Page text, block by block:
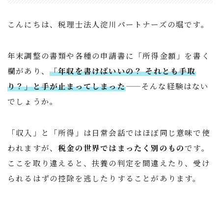
こんにちは、税理士法人淀川パートナーズの堀です。
年末調整の書類や各種の申請書に「所得金額」を書く
欄があり、 「年収を書けばいいの？ それとも手取
り？」と手が止まってしまった——そんな経験はない
でしょうか。
「収入」と「所得」は日常会話ではほぼ同じ意味で使
われますが、税金の世界ではまったく別のものです。
ここを取り違えると、扶養の判定を間違えたり、受け
られるはずの控除を逃したりすることがあります。